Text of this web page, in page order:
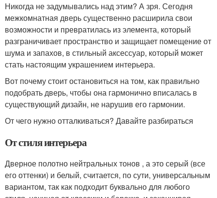
Никогда не задумывались над этим? А зря. Сегодня
межкомнатная дверь существенно расширила свои
возможности и превратилась из элемента, который
разграничивает пространство и защищает помещение от
шума и запахов, в стильный аксессуар, который может
стать настоящим украшением интерьера.
Вот почему стоит остановиться на том, как правильно
подобрать дверь, чтобы она гармонично вписалась в
существующий дизайн, не нарушив его гармонии.
От чего нужно отталкиваться? Давайте разбираться
От стиля интерьера
Дверное полотно нейтральных тонов , а это серый (все
его оттенки) и белый, считается, по сути, универсальным
вариантом, так как подходит буквально для любого